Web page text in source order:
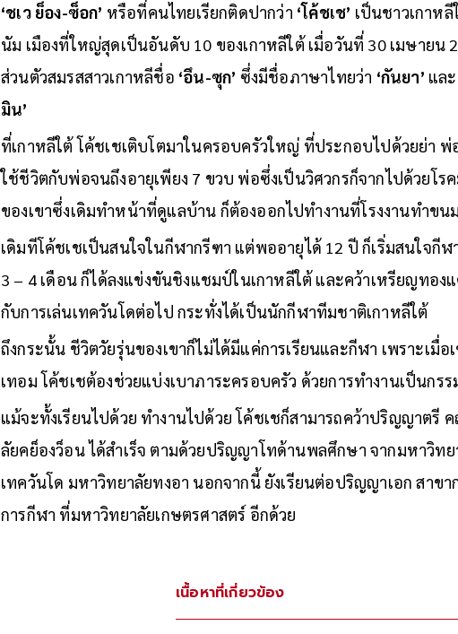
‘ชเว ย็อง-ซ็อก’ หรือที่คนไทยเรียกติดปากว่า ‘โค้ชเช’ เป็นชาวเกาห
นัม เมืองที่ใหญ่สุดเป็นอันดับ 10 ของเกาหลีใต้ เมื่อวันที่ 30 เมษายน
ส่วนตัวสมรสสาวเกาหลีชื่อ ‘อึน-ซุก’ ซึ่งมีชื่อภาษาไทยว่า ‘กันยา’ แล
มิน’
ที่เกาหลีใต้ โค้ชเชเติบโตมาในครอบครัวใหญ่ ที่ประกอบไปด้วยย่า พ่
ใช้ชีวิตกับพ่อจนถึงอายุเพียง 7 ขวบ พ่อซึ่งเป็นวิศวกรก็จากไปด้วยโร
ของเขาซึ่งเดิมทำหน้าที่ดูแลบ้าน ก็ต้องออกไปทำงานที่โรงงานทำขน
เดิมทีโค้ชเชเป็นสนใจในกีฬากรีฑา แต่พออายุได้ 12 ปี ก็เริ่มสนใจกีฬ
3 – 4 เดือน ก็ได้ลงแข่งขันชิงแชมป์ในเกาหลีใต้ และคว้าเหรียญทอง
กับการเล่นเทควันโดต่อไป กระทั่งได้เป็นนักกีฬาทีมชาติเกาหลีใต้
ถึงกระนั้น ชีวิตวัยรุ่นของเขาก็ไม่ได้มีแค่การเรียนและกีฬา เพราะเมื่
เทอม โค้ชเชต้องช่วยแบ่งเบาภาระครอบครัว ด้วยการทำงานเป็นกร
แม้จะทั้งเรียนไปด้วย ทำงานไปด้วย โค้ชเชก็สามารถคว้าปริญญาตรี
ลัยคย็องว็อน ได้สำเร็จ ตามด้วยปริญญาโทด้านพลศึกษา จากมหาวิท
เทควันโด มหาวิทยาลัยทงอา นอกจากนี้ ยังเรียนต่อปริญญาเอก สาข
การกีฬา ที่มหาวิทยาลัยเกษตรศาสตร์ อีกด้วย
เนื้อหาที่เกี่ยวข้อง